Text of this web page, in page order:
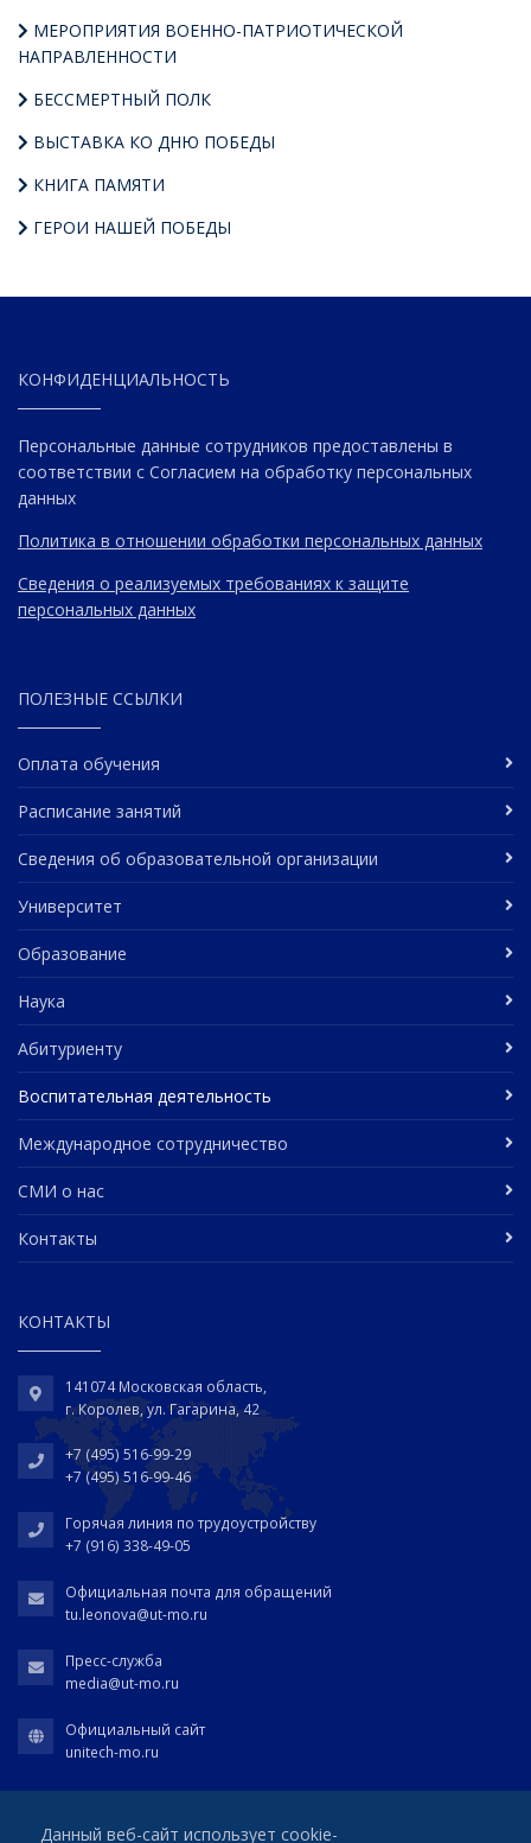
МЕРОПРИЯТИЯ ВОЕННО-ПАТРИОТИЧЕСКОЙ
НАПРАВЛЕННОСТИ
БЕССМЕРТНЫЙ ПОЛК
ВЫСТАВКА КО ДНЮ ПОБЕДЫ
КНИГА ПАМЯТИ
ГЕРОИ НАШЕЙ ПОБЕДЫ
КОНФИДЕНЦИАЛЬНОСТЬ
Персональные данные сотрудников предоставлены в
соответствии с Согласием на обработку персональных
данных
Политика в отношении обработки персональных данных
Сведения о реализуемых требованиях к защите
персональных данных
ПОЛЕЗНЫЕ ССЫЛКИ
Оплата обучения
Расписание занятий
Сведения об образовательной организации
Университет
Образование
Наука
Абитуриенту
Воспитательная деятельность
Международное сотрудничество
СМИ о нас
Контакты
КОНТАКТЫ
141074 Московская область,
г. Королев, ул. Гагарина, 42
+7 (495) 516-99-29
+7 (495) 516-99-46
Горячая линия по трудоустройству
+7 (916) 338-49-05
Официальная почта для обращений
tu.leonova@ut-mo.ru
Пресс-служба
media@ut-mo.ru
Официальный сайт
unitech-mo.ru
Данный веб-сайт использует cookie-